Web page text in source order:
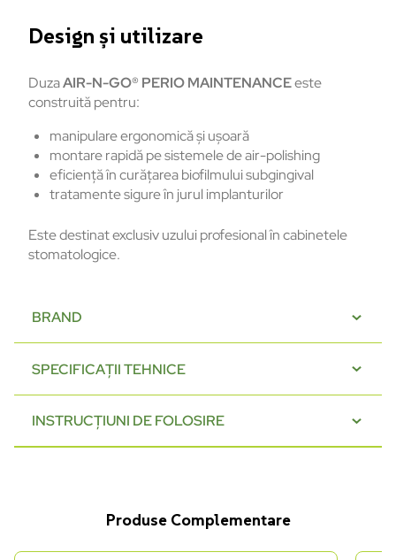
Design și utilizare
DuzaAIR-N-GO® PERIO MAINTENANCEeste
construită pentru:
manipulare ergonomică și ușoară
montare rapidă pe sistemele de air-polishing
eficiență în curățarea biofilmului subgingival
tratamente sigure în jurul implanturilor
Este destinat exclusiv uzului profesional în cabinetele
stomatologice.
BRAND
SPECIFICAȚII TEHNICE
INSTRUCȚIUNI DE FOLOSIRE
Produse Complementare